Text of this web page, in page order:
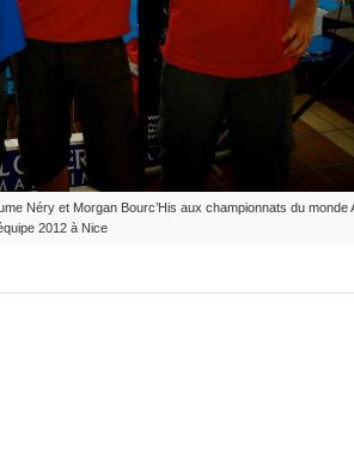
Néry et Morgan Bourc’His aux championnats du monde
2012 à Nice